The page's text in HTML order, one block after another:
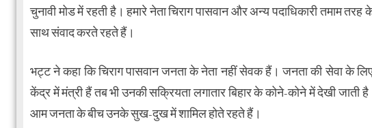
चुनावी मोड में रहती है। हमारे नेता चिराग पासवान और अन्य पदाधिकारी तमाम
साथ संवाद करते रहते हैं।
भट्ट ने कहा कि चिराग पासवान जनता के नेता नहीं सेवक हैं। जनता की सेवा के
केंद्र में मंत्री हैं तब भी उनकी सक्रियता लगातार बिहार के कोने-कोने में देखी जाती
आम जनता के बीच उनके सुख-दुख में शामिल होते रहते हैं।